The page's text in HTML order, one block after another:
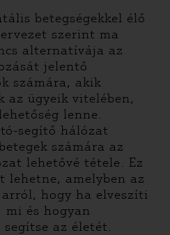
betegségekkel élő
szerint ma
alternatívája az
jelentő
számára, akik
az ügyeik vitelében,
lenne.
segítő hálózat
számára az
lehetővé tétele. Ez
lehetne, amelyben az
hogy ha elveszíti
mi és hogyan
az életét.